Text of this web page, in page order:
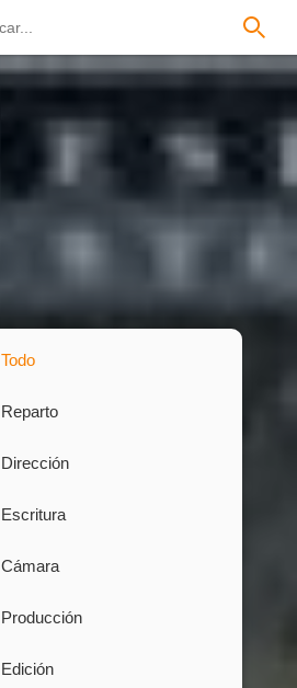
Todo
Reparto
Dirección
Escritura
Cámara
Producción
Edición